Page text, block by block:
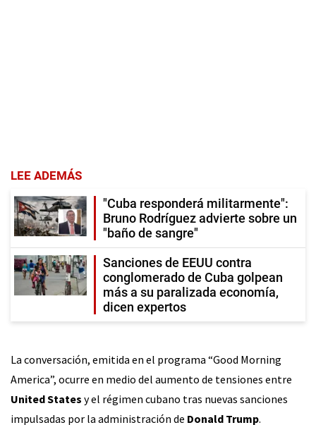
LEE ADEMÁS
"Cuba responderá militarmente":
Bruno Rodríguez advierte sobre un
"baño de sangre"
Sanciones de EEUU contra
conglomerado de Cuba golpean
más a su paralizada economía,
dicen expertos
La conversación, emitida en el programa “Good Morning
America”, ocurre en medio del aumento de tensiones entre
United States y el régimen cubano tras nuevas sanciones
impulsadas por la administración de Donald Trump.